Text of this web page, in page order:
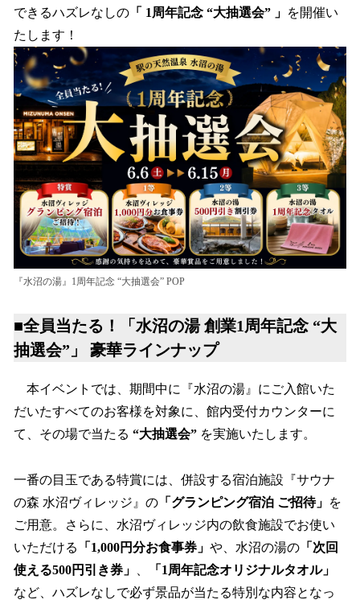
できるハズレなしの 「 1周年記念 “大抽選会” 」 を開催い
たします！
『水沼の湯』1周年記念 “大抽選会” POP
■全員当たる！「水沼の湯 創業1周年記念 “大
抽選会”」 豪華ラインナップ
本イベントでは、期間中に『水沼の湯』にご入館いた
だいたすべてのお客様を対象に、館内受付カウンターに
て、その場で当たる “大抽選会” を実施いたします。
一番の目玉である特賞には、併設する宿泊施設『サウナ
の森 水沼ヴィレッジ』の 「グランピング宿泊 ご招待」 を
ご用意。さらに、水沼ヴィレッジ内の飲食施設でお使い
いただける
「1,000円分お食事券」 や、水沼の湯の 「次回
使える500円引き券」
「1周年記念オリジナルタオル」
など、ハズレなしで必ず景品が当たる特別な内容となっ